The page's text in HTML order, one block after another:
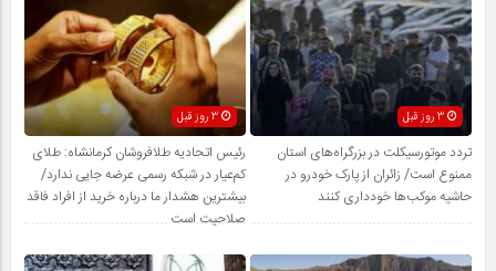
3 روز قبل
تردد موتورسیکلت در بزرگراه‌های استان
ممنوع است/ زائران از پارک خودرو در
حاشیه موکب‌ها خودداری کنند
رئیس اتحادیه طلافروشان کرمانشاه: طلای
کم‌عیار در شبکه رسمی عرضه جایی ندارد/
بیشترین هشدار ما درباره خرید از افراد فاقد
صلاحیت است